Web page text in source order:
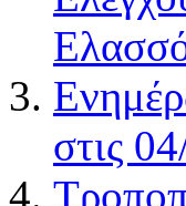
στις